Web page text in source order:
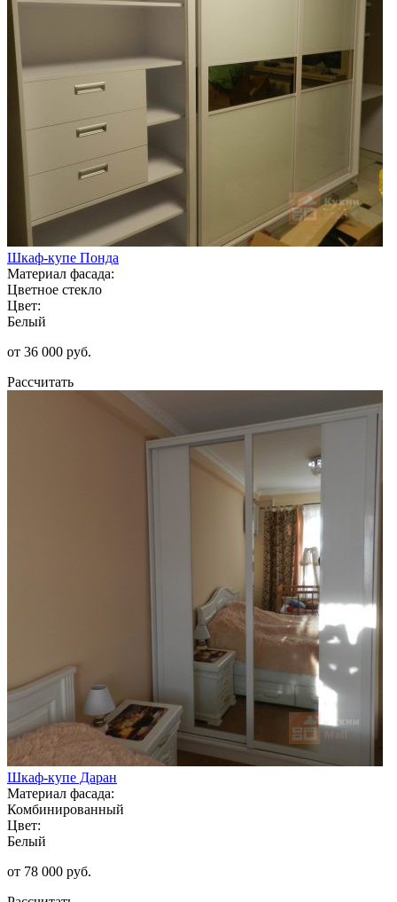
Шкаф-купе Понда
Материал фасада:
Цветное стекло
Цвет:
Белый
от 36 000 руб.
Рассчитать
Шкаф-купе Даран
Материал фасада:
Комбинированный
Цвет:
Белый
от 78 000 руб.